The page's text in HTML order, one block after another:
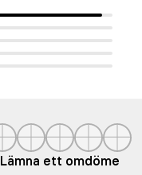
Lämna ett omdöme